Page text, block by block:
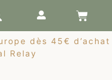
dès 45€ d’achat
Relay